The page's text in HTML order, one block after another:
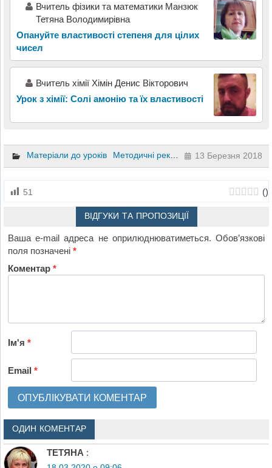
Вчитель фізики та математики Манзюк
Тетяна Володимирівна
Опануйте властивості степеня для цілих
чисел
Вчитель хімії Хімін Денис Вікторович
Урок з хімії: Солі амонію та їх властивості
Матеріали до уроків Методичні рекомендації Геометрія 9
13 Березня 2018
51 ()
ВІДГУКИ ТА ПРОПОЗИЦІЇ
Ваша e-mail адреса не оприлюднюватиметься. Обов’язкові
поля позначені*
Коментар*
Ім'я*
Email*
ОДИН КОМЕНТАР
ТЕТЯНА :